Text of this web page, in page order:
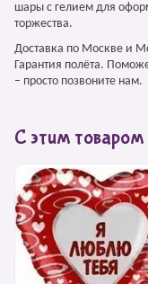
шары с гелием для
торжества.
Доставка по Москве и
Гарантия полёта.
– просто позвоните нам.
С этим